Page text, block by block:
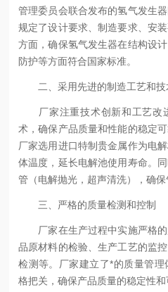
管理委员会联合发布的氢气发生
规定了设计要求、制造要求、安
方面，确保氢气发生器在结构设
防护等方面符合国家标准。
二、采用先进的制造工艺和技
厂家注重技术创新和工艺改
术，确保产品质量和性能的稳定
厂家选用进口特制贵金属作为电
体温度，延长电解池使用寿命。
管（电解抛光，超声清洗），确保
三、严格的质量检测和控制
厂家在生产过程中实施严格的
品原材料的检验、生产工艺的监
检测等。厂家建立了*的质量管
格把关，确保产品质量的稳定性和